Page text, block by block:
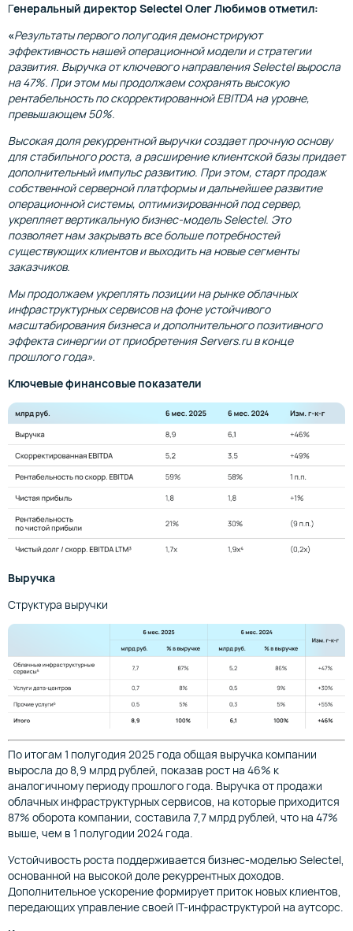
Генеральный директор Selectel Олег Любимов отметил:
«Результаты первого полугодия демонстрируют
эффективность нашей операционной модели и стратегии
развития. Выручка от ключевого направления Selectel выросла
на 47%. При этом мы продолжаем сохранять высокую
рентабельность по скорректированной EBITDA на уровне,
превышающем 50%.
Высокая доля рекуррентной выручки создает прочную основу
для стабильного роста, а расширение клиентской базы придает
дополнительный импульс развитию. При этом, старт продаж
собственной серверной платформы и дальнейшее развитие
операционной системы, оптимизированной под сервер,
укрепляет вертикальную бизнес-модель Selectel. Это
позволяет нам закрывать все больше потребностей
существующих клиентов и выходить на новые сегменты
заказчиков.
Мы продолжаем укреплять позиции на рынке облачных
инфраструктурных сервисов на фоне устойчивого
масштабирования бизнеса и дополнительного позитивного
эффекта синергии от приобретения Servers.ru в конце
прошлого года».
Ключевые финансовые показатели
Выручка
Структура выручки
По итогам 1 полугодия 2025 года общая выручка компании
выросла до 8,9 млрд рублей, показав рост на 46% к
аналогичному периоду прошлого года. Выручка от продажи
облачных инфраструктурных сервисов, на которые приходится
87% оборота компании, составила 7,7 млрд рублей, что на 47%
выше, чем в 1 полугодии 2024 года.
Устойчивость роста поддерживается бизнес-моделью Selectel,
основанной на высокой доле рекуррентных доходов.
Дополнительное ускорение формирует приток новых клиентов,
передающих управление своей IT-инфраструктурой на аутсорс.